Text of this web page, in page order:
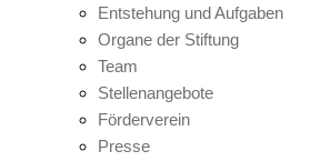
Entstehung und Aufgaben
Organe der Stiftung
Team
Stellenangebote
Förderverein
Presse